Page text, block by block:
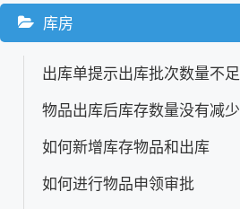
库房
出库单提示出库批次数量不足
物品出库后库存数量没有减少
如何新增库存物品和出库
如何进行物品申领审批